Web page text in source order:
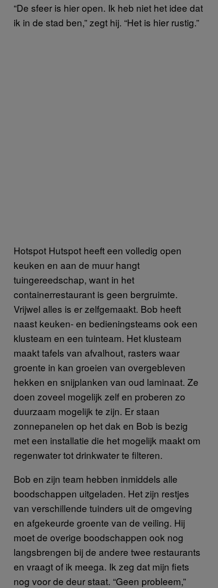
“De sfeer is hier open. Ik heb niet het idee dat
ik in de stad ben,” zegt hij. “Het is hier rustig.”
Hotspot Hutspot heeft een volledig open
keuken en aan de muur hangt
tuingereedschap, want in het
containerrestaurant is geen bergruimte.
Vrijwel alles is er zelfgemaakt. Bob heeft
naast keuken- en bedieningsteams ook een
klusteam en een tuinteam. Het klusteam
maakt tafels van afvalhout, rasters waar
groente in kan groeien van overgebleven
hekken en snijplanken van oud laminaat. Ze
doen zoveel mogelijk zelf en proberen zo
duurzaam mogelijk te zijn. Er staan
zonnepanelen op het dak en Bob is bezig
met een installatie die het mogelijk maakt om
regenwater tot drinkwater te filteren.
Bob en zijn team hebben inmiddels alle
boodschappen uitgeladen. Het zijn restjes
van verschillende tuinders uit de omgeving
en afgekeurde groente van de veiling. Hij
moet de overige boodschappen ook nog
langsbrengen bij de andere twee restaurants
en vraagt of ik meega. Ik zeg dat mijn fiets
nog voor de deur staat. “Geen probleem,”